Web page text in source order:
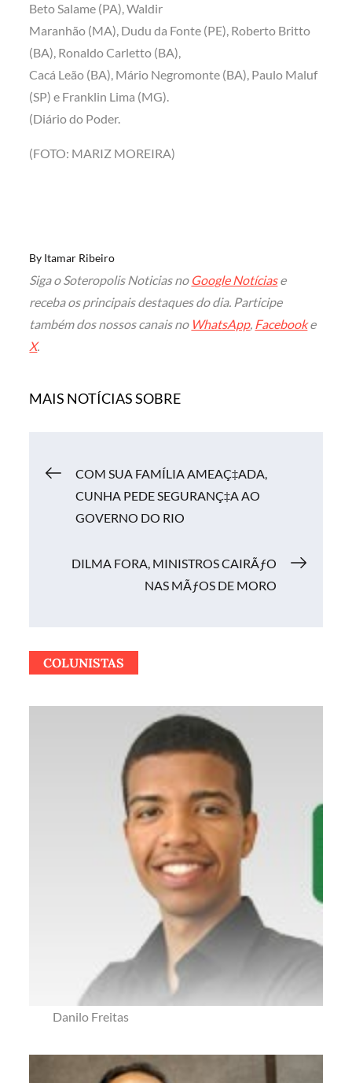
Beto Salame (PA), Waldir
Maranhão (MA), Dudu da Fonte (PE), Roberto Britto
(BA), Ronaldo Carletto (BA),
Cacá Leão (BA), Mário Negromonte (BA), Paulo Maluf
(SP) e Franklin Lima (MG).
(Diário do Poder.
(FOTO: MARIZ MOREIRA)
By Itamar Ribeiro
Siga o Soteropolis Noticias no Google Notíciase
receba os principais destaques do dia. Participe
também dos nossos canais no WhatsApp, Facebooke
X.
MAIS NOTÍCIAS SOBRE
Navegação
de
Post
COM SUA FAMÍLIA AMEAÇ‡ADA,
CUNHA PEDE SEGURANÇ‡A AO
GOVERNO DO RIO
DILMA FORA, MINISTROS CAIRÃƒO
NAS MÃƒOS DE MORO
COLUNISTAS
Danilo Freitas